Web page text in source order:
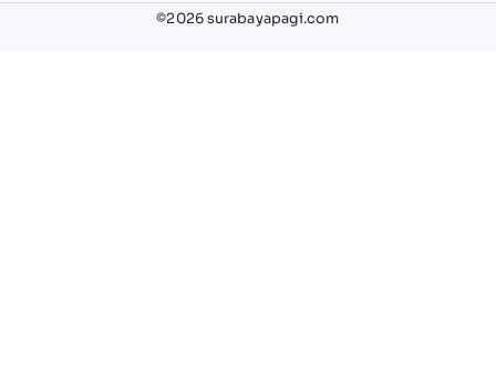
©2026 surabayapagi.com